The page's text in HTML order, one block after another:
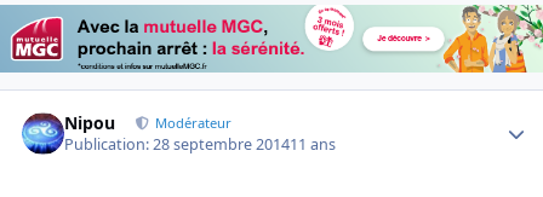
Nipou Modérateur
Publication:28 septembre 201411 ans